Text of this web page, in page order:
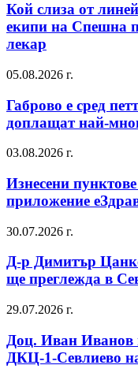
Кой слиза от
екипи на Спешна
лекар
05.08.2026 г.
Габрово е сред
доплащат най-
03.08.2026 г.
Изнесени
приложение
30.07.2026 г.
Д-р Димитър
ще преглежда в
29.07.2026 г.
Доц. Иван Иванов
ДКЦ-1-Севлиево